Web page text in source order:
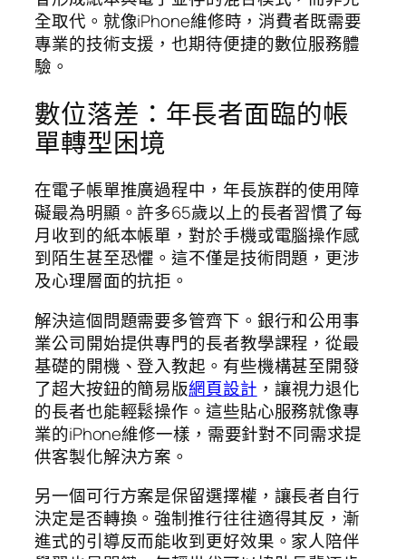
全取代。就像iPhone維修時，消費者既需要
專業的技術支援，也期待便捷的數位服務體
驗。
數位落差：年長者面臨的帳
單轉型困境
在電子帳單推廣過程中，年長族群的使用障
礙最為明顯。許多65歲以上的長者習慣了每
月收到的紙本帳單，對於手機或電腦操作感
到陌生甚至恐懼。這不僅是技術問題，更涉
及心理層面的抗拒。
解決這個問題需要多管齊下。銀行和公用事
業公司開始提供專門的長者教學課程，從最
基礎的開機、登入教起。有些機構甚至開發
了超大按鈕的簡易版網頁設計 ，讓視力退化
的長者也能輕鬆操作。這些貼心服務就像專
業的iPhone維修一樣，需要針對不同需求提
供客製化解決方案。
另一個可行方案是保留選擇權，讓長者自行
決定是否轉換。強制推行往往適得其反，漸
進式的引導反而能收到更好效果。家人陪伴